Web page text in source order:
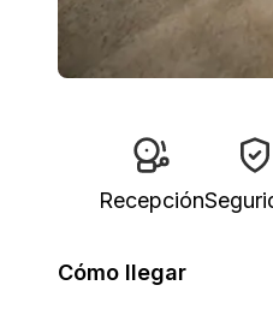
Recepción
Cómo llegar